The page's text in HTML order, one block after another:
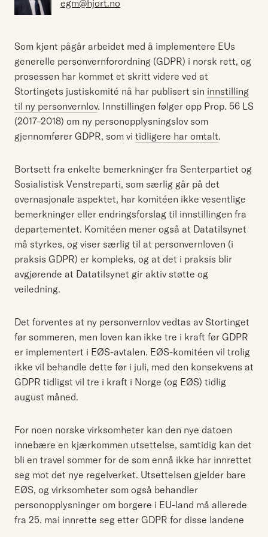
egm@hjort.no
Som kjent pågår arbeidet med å implementere EUs
generelle personvernforordning (GDPR) i norsk rett, og
prosessen har kommet et skritt videre ved at
Stortingets justiskomité nå har publisert sin innstilling
til ny personvernlov. Innstillingen følger opp Prop. 56 LS
(2017–2018) om ny personopplysningslov som
gjennomfører GDPR, som vi tidligere har omtalt.
Bortsett fra enkelte bemerkninger fra Senterpartiet og
Sosialistisk Venstreparti, som særlig går på det
overnasjonale aspektet, har komitéen ikke vesentlige
bemerkninger eller endringsforslag til innstillingen fra
departementet. Komitéen mener også at Datatilsynet
må styrkes, og viser særlig til at personvernloven (i
praksis GDPR) er kompleks, og at det i praksis blir
avgjørende at Datatilsynet gir aktiv støtte og
veiledning.
Det forventes at ny personvernlov vedtas av Stortinget
før sommeren, men loven kan ikke tre i kraft før GDPR
er implementert i EØS-avtalen. EØS-komitéen vil trolig
ikke vil behandle dette før i juli, med den konsekvens at
GDPR tidligst vil tre i kraft i Norge (og EØS) tidlig
august måned.
For noen norske virksomheter kan den nye datoen
innebære en kjærkommen utsettelse, samtidig kan det
bli en travel sommer for de som ennå ikke har innrettet
seg mot det nye regelverket. Utsettelsen gjelder bare
EØS, og virksomheter som også behandler
personopplysninger om borgere i EU-land må allerede
fra 25. mai innrette seg etter GDPR for disse landene